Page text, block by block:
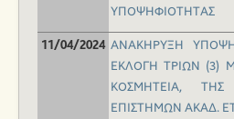
ΥΠΟΨΗΦΙΟΤΗΤΑΣ
11/04/2024 ΑΝΑΚΗΡΥΞΗ
ΕΚΛΟΓΗ ΤΡΙΩΝ (3)
ΚΟΣΜΗΤΕΙΑ,
ΕΠΙΣΤΗΜΩΝ ΑΚΑΔ.